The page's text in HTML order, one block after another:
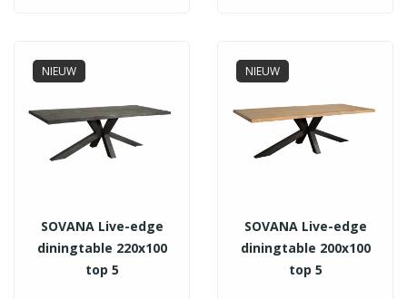
NIEUW
SOVANA Live-edge
diningtable 220x100
top 5
NIEUW
SOVANA Live-edge
diningtable 200x100
top 5